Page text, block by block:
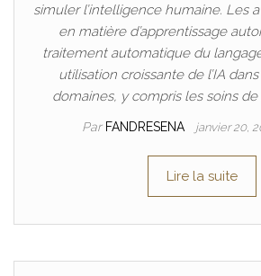
simuler l’intelligence humaine. Les
en matière d’apprentissage
traitement automatique du
utilisation croissante de l’IA
domaines, y compris les soins de
Par FANDRESENA janvier 20,
Lire la suite